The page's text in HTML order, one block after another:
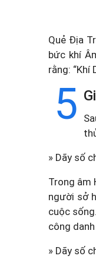
Quẻ Địa
bức khí
rằng:
5
» Dãy số
Trong âm
người sở
cuộc
công
» Dãy số